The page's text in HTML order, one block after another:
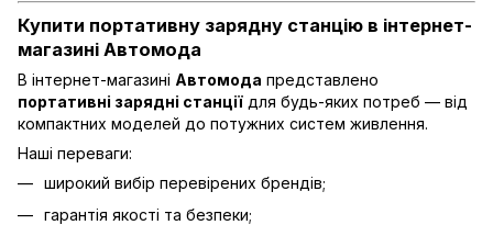
Купити портативну зарядну станцію в інтернет-
магазині Автомода
В інтернет-магазині Автомода представлено
портативні зарядні станції для будь-яких потреб — від
компактних моделей до потужних систем живлення.
Наші переваги:
широкий вибір перевірених брендів;
гарантія якості та безпеки;